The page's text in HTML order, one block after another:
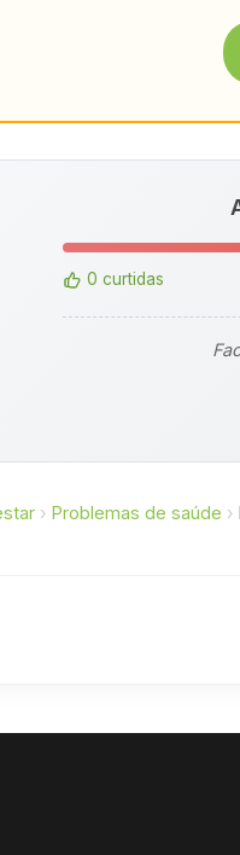
0 curtidas
› Problemas de saúde ›